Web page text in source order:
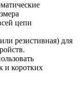
цепи
резистивная) для
и коротких